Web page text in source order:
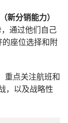
新分销能力）
通过他们自己
的座位选择和附
重点关注航班和
，以及战略性